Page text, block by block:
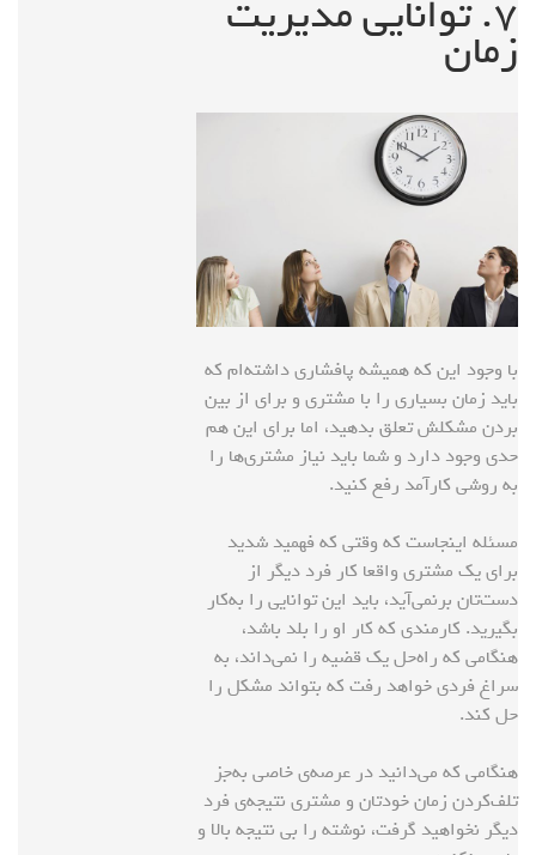
۷. توانایی‌ مدیریت
زمان
با وجود این که همیشه پافشاری داشته‌ام که
باید زمان بسیاری را با مشتری و برای از بین
بردن مشکلش تعلق بدهید، اما برای این هم
حدی وجود دارد و شما باید نیاز مشتری‌ها را
به روشی کارآمد رفع کنید.
مسئله اینجاست که وقتی که فهمید شدید
برای یک مشتری واقعا کار فرد دیگر از
دست‌تان برنمی‌آید، باید این توانایی را به‌کار
بگیرید. کارمندی که کار او را بلد باشد،
هنگامی که راه‌حل یک قضیه را نمی‌داند، به
سراغ فردی خواهد رفت که بتواند مشکل را
حل کند.
هنگامی که می‌دانید در عرصه‌ی خاصی به‌جز
تلف‌کردن زمان خودتان و مشتری‌ نتیجه‌ی فرد
دیگر نخواهید گرفت، نوشته را بی نتیجه بالا و